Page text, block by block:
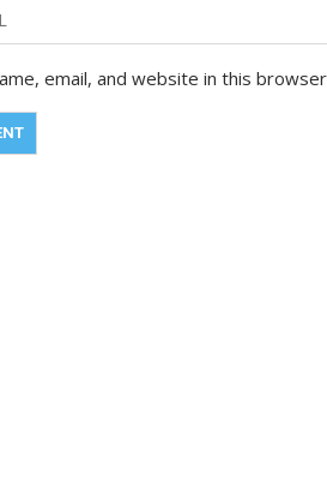
email, and website in this